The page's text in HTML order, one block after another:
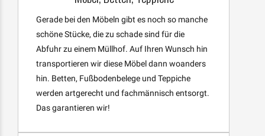
Gerade bei den Möbeln gibt es noch so manche
schöne Stücke, die zu schade sind für die
Abfuhr zu einem Müllhof. Auf Ihren Wunsch hin
transportieren wir diese Möbel dann woanders
hin. Betten, Fußbodenbelege und Teppiche
werden artgerecht und fachmännisch entsorgt.
Das garantieren wir!